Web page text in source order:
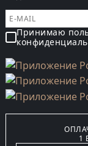
Принимаю
1